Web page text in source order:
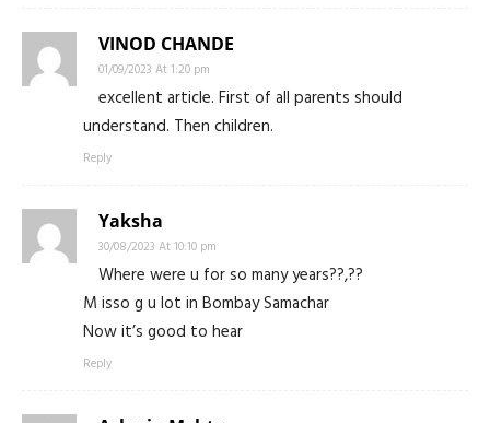
VINOD CHANDE
01/09/2023 At 1:20 pm
excellent article. First of all parents should
understand. Then children.
Reply
Yaksha
30/08/2023 At 10:10 pm
Where were u for so many years??,??
M isso g u lot in Bombay Samachar
Now it’s good to hear
Reply